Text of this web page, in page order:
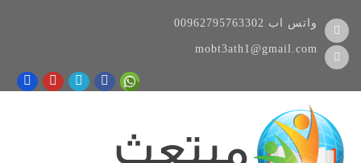
00962795763302 واتس اب
mobt3ath1@gmail.com